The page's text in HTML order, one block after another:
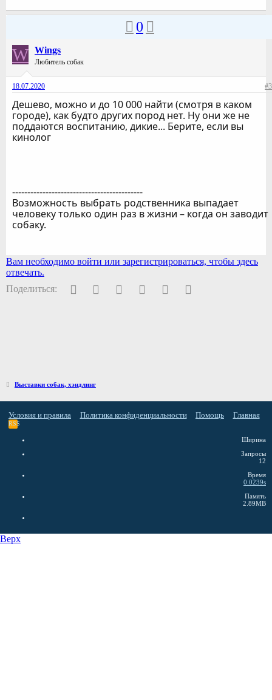
0
W Wings
Любитель собак
18.07.2020 #3
Дешево, можно и до 10 000 найти (смотря в каком
городе), как будто других пород нет. Ну они же не
поддаются воспитанию, дикие... Берите, если вы
кинолог
-------------------------------------------
Возможность выбрать родственника выпадает
человеку только один раз в жизни – когда он заводит
собаку.
Вам необходимо войти или зарегистрироваться, чтобы здесь
отвечать.
Поделиться:
FacebookTwitter PinterestWhatsAppЭлектронная почта
Выставки собак, хэндлинг
Условия и правила Политика конфиденциальности Помощь Главная
RSS
Ширина
Запросы
12
Время
0.0239s
Память
2.89MB
Верх